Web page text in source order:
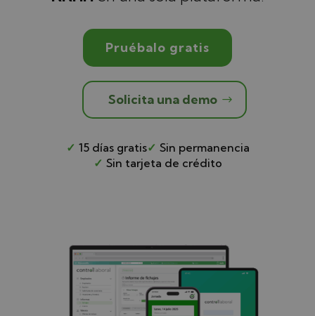
Pruébalo gratis
Solicita una demo
✓ 15 días gratis✓ Sin permanencia
✓ Sin tarjeta de crédito